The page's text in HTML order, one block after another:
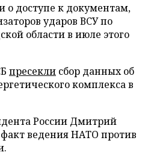
о доступе к документам,
ударов ВСУ по
области в июле этого
пресекли сбор данных об
комплекса в
России Дмитрий
факт ведения НАТО против